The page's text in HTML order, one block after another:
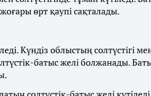
өрт қаупі сақталады.
Күндіз облыстың солтүстігі
батыс желі болжанады.